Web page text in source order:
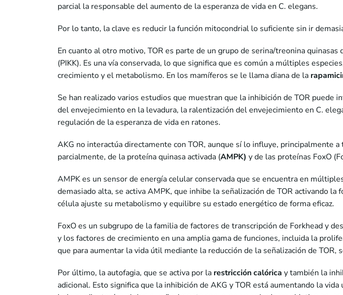
parcial la responsable del aumento de la esperanza de vida en C. elegans.
Por lo tanto, la clave es reducir la función mitocondrial lo suficiente sin ir
En cuanto al otro motivo, TOR es parte de un grupo de serina/treonina
(PIKK). Es una vía conservada, lo que significa que es común a múltiples
crecimiento y el metabolismo. En los mamíferos se le llama diana de la
Se han realizado varios estudios que muestran que la inhibición de TOR
del envejecimiento en la levadura, la ralentización del envejecimiento en C.
regulación de la esperanza de vida en ratones.
AKG no interactúa directamente con TOR, aunque sí lo influye, principalmente
parcialmente, de la proteína quinasa activada (AMPK) y de las proteínas FoxO
AMPK es un sensor de energía celular conservada que se encuentra en
demasiado alta, se activa AMPK, que inhibe la señalización de TOR activando
célula ajuste su metabolismo y equilibre su estado energético de forma eficaz.
FoxO es un subgrupo de la familia de factores de transcripción de Forkhead y
y los factores de crecimiento en una amplia gama de funciones, incluida la
que para aumentar la vida útil mediante la reducción de la señalización de
Por último, la autofagia, que se activa por la restricción calórica y también la
adicional. Esto significa que la inhibición de AKG y TOR está aumentando la